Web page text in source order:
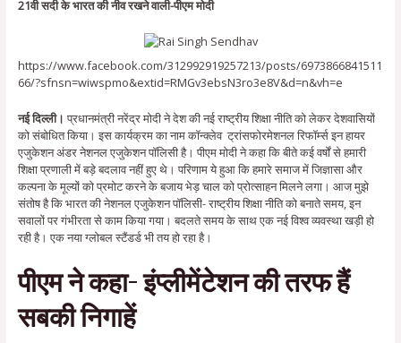
21वी सदी के भारत की नीव रखने वाली-पीएम मोदी
https://www.facebook.com/312992919257213/posts/6973866841511
66/?sfnsn=wiwspmo&extid=RMGv3ebsN3ro3e8V&d=n&vh=e
नई दिल्ली। प्रधानमंत्री नरेंद्र मोदी ने देश की नई राष्ट्रीय शिक्षा नीति को लेकर देशवासियों
को संबोधित किया। इस कार्यक्रम का नाम कॉन्क्लेव ट्रांसफोरमेशनल रिफॉर्म्स इन हायर
एजुकेशन अंडर नेशनल एजुकेशन पॉलिसी है। पीएम मोदी ने कहा कि बीते कई वर्षों से हमारी
शिक्षा प्रणाली में बड़े बदलाव नहीं हुए थे। परिणाम ये हुआ कि हमारे समाज में जिज्ञासा और
कल्पना के मूल्यों को प्रमोट करने के बजाय भेड़ चाल को प्रोत्साहन मिलने लगा। आज मुझे
संतोष है कि भारत की नेशनल एजुकेशन पॉलिसी- राष्ट्रीय शिक्षा नीति को बनाते समय, इन
सवालों पर गंभीरता से काम किया गया। बदलते समय के साथ एक नई विश्व व्यवस्था खड़ी हो
रही है। एक नया ग्लोबल स्टैंडर्ड भी तय हो रहा है।
पीएम ने कहा- इंप्लीमेंटेशन की तरफ हैं
सबकी निगाहें